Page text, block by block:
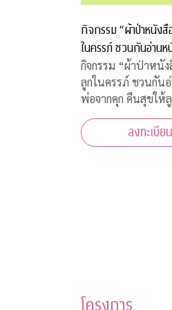
กิจกรรม “ผ้าป่าหนัง
ในครรภ์ ชวนกันอ่าน
คุก คืนสุขให้ลูกที่บ้าน
กิจกรรม “ผ้าป่าหนั
ลูกในครรภ์ ชวนกัน
พ่อจากคุก คืนสุขให้
ลงทะเบี